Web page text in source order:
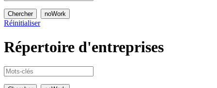
Réinitialiser
Répertoire d'entreprises